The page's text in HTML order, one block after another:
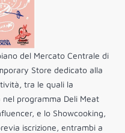
del Mercato Centrale di
Store dedicato alla
tra le quali la
programma Deli Meat
e lo Showcooking,
iscrizione, entrambi a